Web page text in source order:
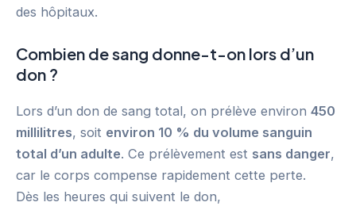
des hôpitaux.
Combien de sang donne-t-on lors d’un
don ?
Lors d’un don de sang total, on prélève environ 450
millilitres, soit environ 10 % du volume sanguin
total d’un adulte. Ce prélèvement est sans danger,
car le corps compense rapidement cette perte.
Dès les heures qui suivent le don,